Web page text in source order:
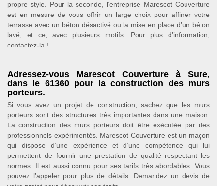
propre style. Pour la seconde, l’entreprise Marescot Couverture
est en mesure de vous offrir un large choix pour affiner votre
terrasse avec un béton désactivé ou la mise en place d’un béton
lavé, et ce, avec plusieurs motifs. Pour plus d’information,
contactez-la !
Adressez-vous Marescot Couverture à Sure,
dans le 61360 pour la construction des murs
porteurs.
Si vous avez un projet de construction, sachez que les murs
porteurs sont des structures très importantes dans une maison.
La construction des murs porteurs doit être exécutée par des
professionnels expérimentés. Marescot Couverture est un maçon
qui dispose d’une expérience et d’une compétence qui lui
permettent de fournir une prestation de qualité respectant les
normes. Il est aussi connu pour ses tarifs très abordables. Vous
pouvez l’appeler pour plus de détails. Demandez un devis de